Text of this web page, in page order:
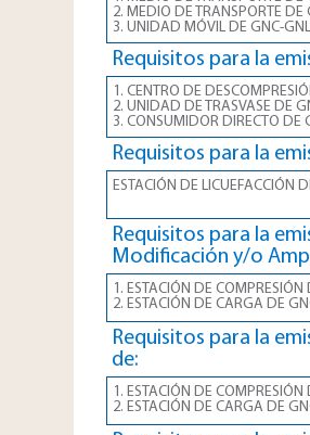
2. MEDIO DE TRANSPORTE
3. UNIDAD MÓVIL DE GNC-GNL
Requisitos para la
1. CENTRO DE
2. UNIDAD DE TRASVASE DE
3. CONSUMIDOR DIRECTO DE
Requisitos para la
ESTACIÓN DE LICUEFACCIÓN
Requisitos para la
Modificación y/o
1. ESTACIÓN DE
2. ESTACIÓN DE CARGA DE
Requisitos para la
de:
1. ESTACIÓN DE
2. ESTACIÓN DE CARGA DE